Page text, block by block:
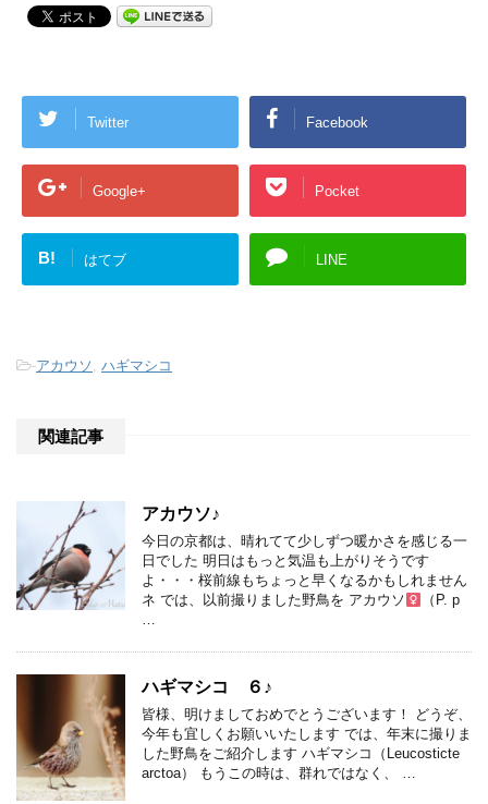
Twitter Facebook
Google+ Pocket
B! はてブ LINE
-アカウソ , ハギマシコ
関連記事
アカウソ♪
今日の京都は、晴れてて少しずつ暖かさを感じる一
日でした 明日はもっと気温も上がりそうです
よ・・・桜前線もちょっと早くなるかもしれません
ネ では、以前撮りました野鳥を アカウソ
（P. p
…
ハギマシコ ６♪
皆様、明けましておめでとうございます！ どうぞ、
今年も宜しくお願いいたします では、年末に撮りま
した野鳥をご紹介します ハギマシコ（Leucosticte
arctoa） もうこの時は、群れではなく、 …